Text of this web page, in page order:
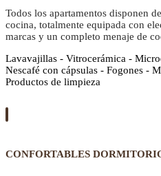
Todos los apartamentos disponen
cocina, totalmente equipada con
marcas y un completo menaje de
Lavavajillas - Vitrocerámica -
Nescafé con cápsulas - Fogones -
Productos de limpieza
CONFORTABLES